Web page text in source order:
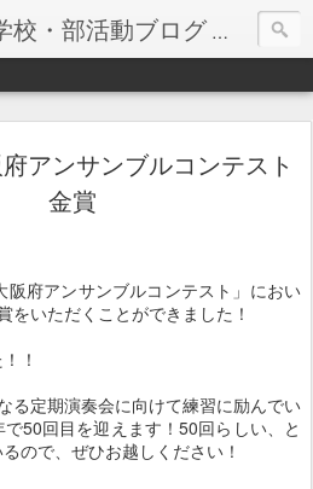
校・部活動ブログ 大阪府立
アンサンブルコンテスト
金賞
阪府アンサンブルコンテスト」におい
をいただくことができました！
！
る定期演奏会に向けて練習に励んでい
50回目を迎えます！50回らしい、と
ので、ぜひお越しください！